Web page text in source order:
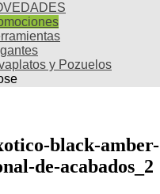
y Pozuelos
black-amber-
de-acabados_2